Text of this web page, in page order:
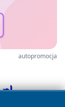
autopromocja